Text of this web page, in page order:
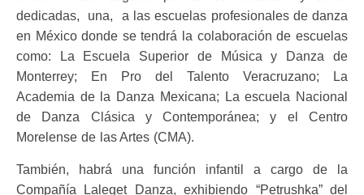
dedicadas, una, a las escuelas profesionales de danza
en México donde se tendrá la colaboración de escuelas
como: La Escuela Superior de Música y Danza de
Monterrey; En Pro del Talento Veracruzano; La
Academia de la Danza Mexicana; La escuela Nacional
de Danza Clásica y Contemporánea; y el Centro
Morelense de las Artes (CMA).
También, habrá una función infantil a cargo de la
Compañía Laleget Danza, exhibiendo “Petrushka” del